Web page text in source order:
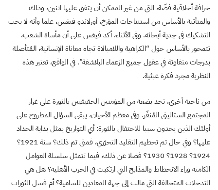
خرافة أخلاقية فضّة، التي من غير الممكن أن يتفق عليها اثنين، وذلك
والمتأتية بالأساس من استنتاجات المؤرخ، أورلاندو فيغس، علما وأنه لا يجب
التشكيك في جدية أبحاثه. وفي الأثناء، أكد فيغس على أن مأساة الشعب،
تتمحور بالأساس حول “الكراهية واللامبالاة تجاه معاناة الإنسانية، المُتأصلة
بدرجات متفاوتة في عقول جميع الزعماء البلاشفة”. في الواقع، تعتبر هذه
النظرية مجرد فكرة عبثية.
من ناحية أخرى، نجد بضعة من المؤمنين الحقيقيين بالثورة على غرار
المجتمع الستاليني المُنفّر. وفي معظم الأحيان، يبقى السؤال المطروح على
أولئك الذين يجدون سببا للاحتفال بالثورة: أي التواريخ يمثل بداية الحداد
عليها؟ وفي حال تم تحطيم التقليد التحرّري، فمتى تم ذلك؟ سنة 1921؟
1924؟ 1928؟ 1930؟ فضلا عن ذلك، فيما تتمثل سلسلة العوامل
الكامنة وراء الانحطاط والمذابح التي ارتكبت في الحرب الأهلية؟ هل هي
التدخلات المتحالفة التي مالت إلى جهة المعادين للسامية؟ أم فشل الثورات